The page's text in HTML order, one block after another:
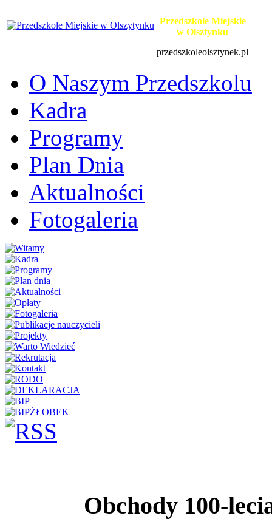
Przedszkole Miejskie
w Olsztynku
przedszkoleolsztynek.pl
O Naszym Przedszkolu
Kadra
Programy
Plan Dnia
Aktualności
Fotogaleria
Obchody 100-